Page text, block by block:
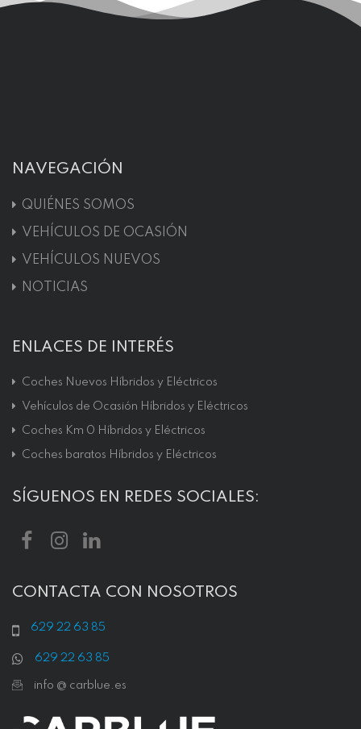
NAVEGACIÓN
QUIÉNES SOMOS
VEHÍCULOS DE OCASIÓN
VEHÍCULOS NUEVOS
NOTICIAS
ENLACES DE INTERÉS
Coches Nuevos Híbridos y Eléctricos
Vehículos de Ocasión Híbridos y Eléctricos
Coches Km 0 Híbridos y Eléctricos
Coches baratos Híbridos y Eléctricos
SÍGUENOS EN REDES SOCIALES:
CONTACTA CON NOSOTROS
629 22 63 85
629 22 63 85
info @ carblue.es